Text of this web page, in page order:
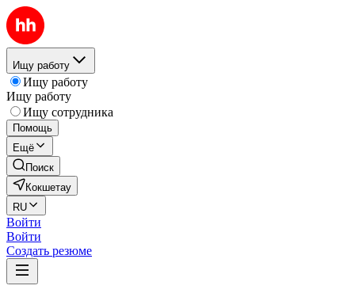
Ищу работу
Ищу работу
Ищу работу
Ищу сотрудника
Помощь
Ещё
Поиск
Кокшетау
RU
Войти
Войти
Создать резюме